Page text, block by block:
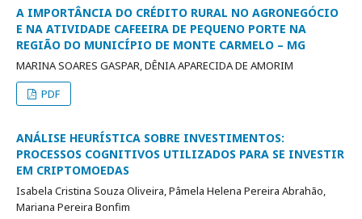
A IMPORTÂNCIA DO CRÉDITO RURAL NO AGRONEGÓCIO
E NA ATIVIDADE CAFEEIRA DE PEQUENO PORTE NA
REGIÃO DO MUNICÍPIO DE MONTE CARMELO – MG
MARINA SOARES GASPAR, DÊNIA APARECIDA DE AMORIM
PDF
ANÁLISE HEURÍSTICA SOBRE INVESTIMENTOS:
PROCESSOS COGNITIVOS UTILIZADOS PARA SE INVESTIR
EM CRIPTOMOEDAS
Isabela Cristina Souza Oliveira, Pâmela Helena Pereira Abrahão,
Mariana Pereira Bonfim